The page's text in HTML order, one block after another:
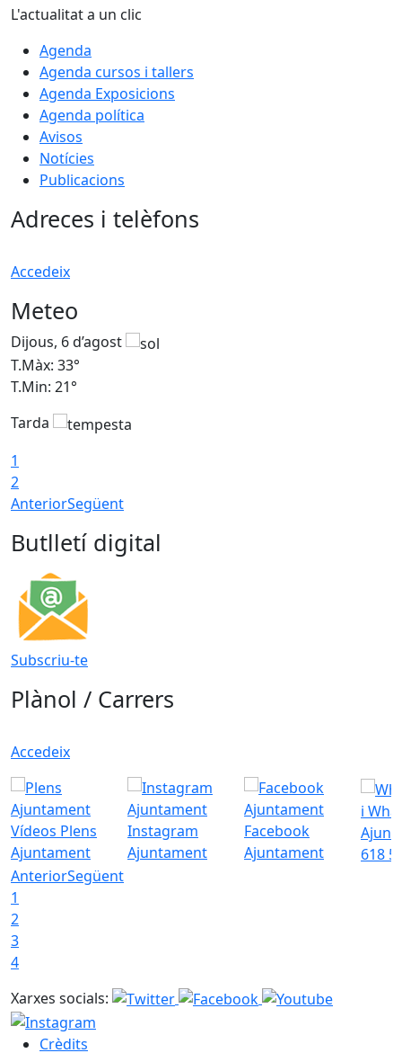
L'actualitat a un clic
Agenda
Agenda cursos i tallers
Agenda Exposicions
Agenda política
Avisos
Notícies
Publicacions
Adreces i telèfons
Accedeix
Meteo
Dijous, 6 d’agost
T.Màx: 33°
T.Min: 21°
Tarda
1
2
AnteriorSegüent
Butlletí digital
Subscriu-te
Plànol / Carrers
Accedeix
Vídeos Plens
Ajuntament
Instagram
Ajuntament
Facebook
Ajuntament
i
618
AnteriorSegüent
1
2
3
4
Xarxes socials:
Crèdits